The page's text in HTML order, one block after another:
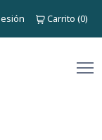
Carrito (0)